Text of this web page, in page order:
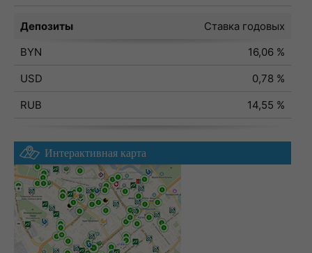
Депозиты
Ставка годовых
BYN
16,06 %
USD
0,78 %
RUB
14,55 %
Интерактивная карта